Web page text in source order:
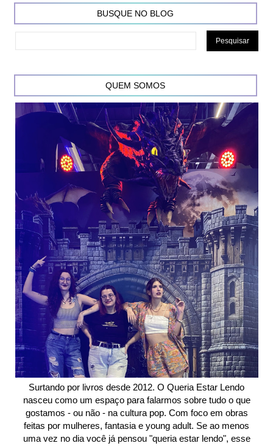
BUSQUE NO BLOG
QUEM SOMOS
Surtando por livros desde 2012. O Queria Estar Lendo
nasceu como um espaço para falarmos sobre tudo o que
gostamos - ou não - na cultura pop. Com foco em obras
feitas por mulheres, fantasia e young adult. Se ao menos
uma vez no dia você já pensou "queria estar lendo", esse